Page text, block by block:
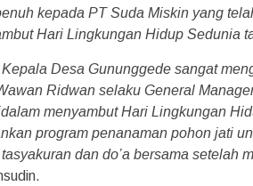
kepada PT Suda Miskin yang
Hari Lingkungan Hidup Sedunia
Kepala Desa Gununggede sangat
Ridwan selaku General
menyambut Hari Lingkungan
program penanaman pohon jati
dan do’a bersama setelah